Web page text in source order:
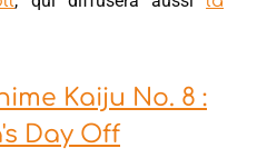
Kaiju No. 8 :
Day Off